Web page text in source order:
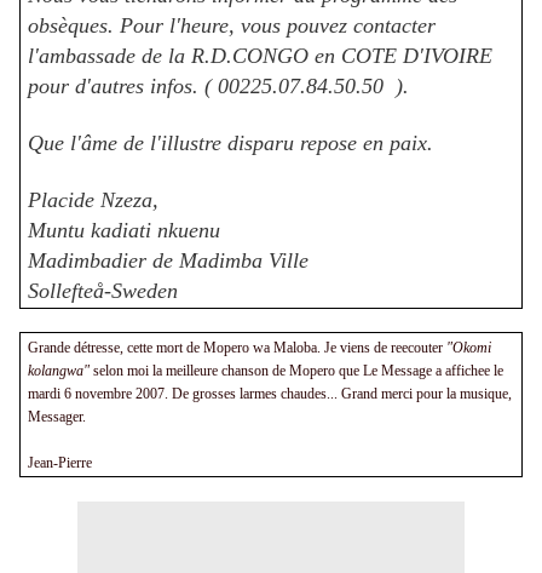
obsèques. Pour l'heure, vous pouvez contacter
l'ambassade de la R.D.CONGO en COTE D'IVOIRE
pour d'autres infos. ( 00225.07.84.50.50 ).
Que l'âme de l'illustre disparu repose en paix.
Placide Nzeza,
Muntu kadiati nkuenu
Madimbadier de Madimba Ville
Sollefteå-Sweden
Grande détresse, cette mort de Mopero wa Maloba. Je viens de reecouter "Okomi
kolangwa"selon moi la meilleure chanson de Mopero que Le Message a affichee le
mardi 6 novembre 2007. De grosses larmes chaudes... Grand merci pour la musique,
Messager.
Jean-Pierre